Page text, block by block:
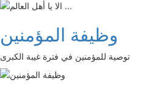
وظيفة المؤمنين
توصية للمؤمنين في فترة غيبة الكبرى